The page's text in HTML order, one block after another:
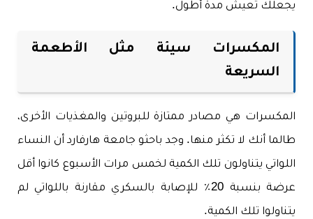
يجعلك تعيش مدة أطول.
المكسرات سيئة مثل الأطعمة
السريعة
المكسرات هي مصادر ممتازة للبروتين والمغذيات الأخرى،
طالما أنك لا تكثر منها. وجد باحثو جامعة هارفارد أن النساء
اللواتي يتناولون تلك الكمية لخمس مرات الأسبوع كانوا أقل
عرضة بنسبة 20٪ للإصابة بالسكري مقارنة باللواتي لم
يتناولوا تلك الكمية.